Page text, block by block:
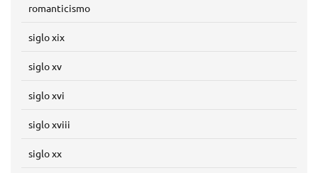
romanticismo
siglo xix
siglo xv
siglo xvi
siglo xviii
siglo xx